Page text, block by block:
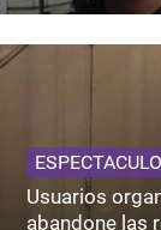
Usuarios
abandone las